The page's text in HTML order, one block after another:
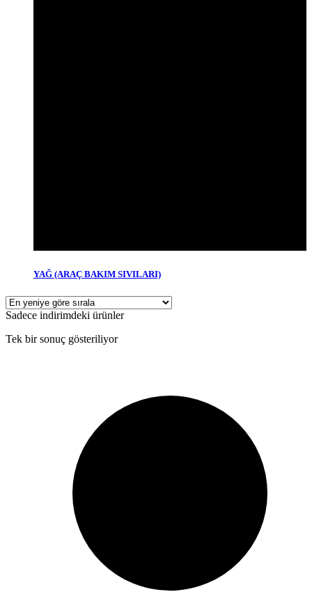
YAĞ (ARAÇ BAKIM SIVILARI)
Sadece indirimdeki ürünler
Tek bir sonuç gösteriliyor